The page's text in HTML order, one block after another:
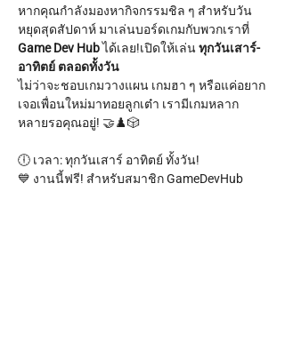
หากคุณกำลังมองหากิจกรรมชิล ๆ สำหรับวัน
หยุดสุดสัปดาห์ มาเล่นบอร์ดเกมกับพวกเราที่
Game Dev Hub ได้เลย!เปิดให้เล่น ทุกวันเสาร์-
อาทิตย์ ตลอดทั้งวัน
ไม่ว่าจะชอบเกมวางแผน เกมฮา ๆ หรือแค่อยาก
เจอเพื่อนใหม่มาทอยลูกเต๋า เรามีเกมหลาก
หลายรอคุณอยู่! 🤝♟️🎲
🕕 เวลา: ทุกวันเสาร์ อาทิตย์ ทั้งวัน!
💙 งานนี้ฟรี! สำหรับสมาชิก GameDevHub